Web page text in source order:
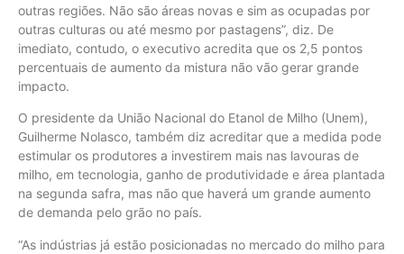
outras regiões. Não são áreas novas e sim as ocupadas por
outras culturas ou até mesmo por pastagens”, diz. De
imediato, contudo, o executivo acredita que os 2,5 pontos
percentuais de aumento da mistura não vão gerar grande
impacto.
O presidente da União Nacional do Etanol de Milho (Unem),
Guilherme Nolasco, também diz acreditar que a medida pode
estimular os produtores a investirem mais nas lavouras de
milho, em tecnologia, ganho de produtividade e área plantada
na segunda safra, mas não que haverá um grande aumento
de demanda pelo grão no país.
“As indústrias já estão posicionadas no mercado do milho para